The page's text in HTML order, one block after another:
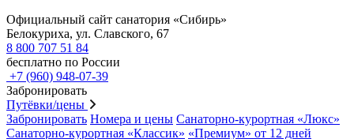
Официальный сайт санатория «Сибирь»
Белокуриха, ул. Славского, 67
8 800 707 51 84
бесплатно по России
+7 (960) 948-07-39
Забронировать
Путёвки/цены
Забронировать Номера и цены Санаторно-курортная «Люкс»
Санаторно-курортная «Классик» «Премиум» от 12 дней